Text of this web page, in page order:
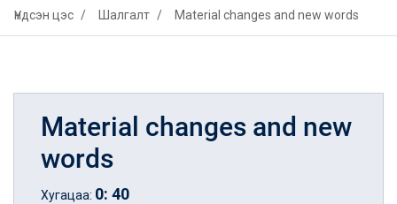
Үндсэн цэс Шалгалт Material changes and new words
Material changes and new
words
Хугацаа: 0: 40